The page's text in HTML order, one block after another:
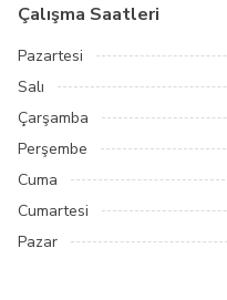
Çalışma Saatleri
Pazartesi
Salı
Çarşamba
Perşembe
Cuma
Cumartesi
Pazar